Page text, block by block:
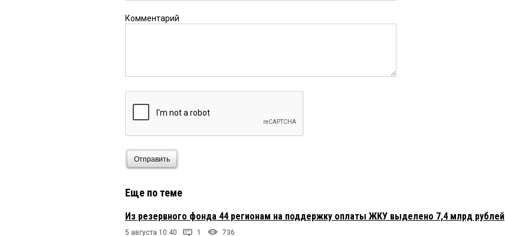
Комментарий
Отправить
Еще по теме
Из резервного фонда 44 регионам на поддержку оплаты ЖКУ выделено 7,4 млрд рублей
5 августа 10:40 1 736